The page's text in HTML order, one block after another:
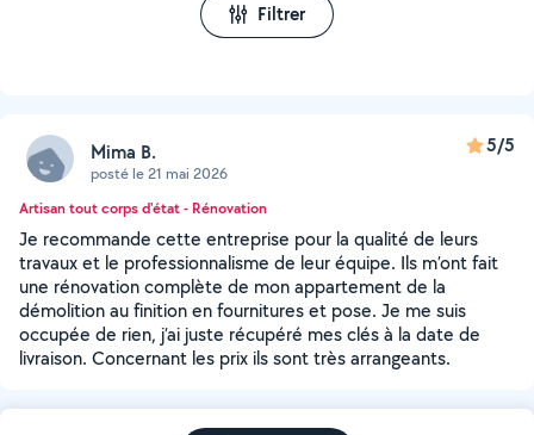
Filtrer
Mima B.
posté le 21 mai 2026
5/5
Artisan tout corps d'état - Rénovation
Je recommande cette entreprise pour la qualité de leurs
travaux et le professionnalisme de leur équipe. Ils m’ont fait
une rénovation complète de mon appartement de la
démolition au finition en fournitures et pose. Je me suis
occupée de rien, j’ai juste récupéré mes clés à la date de
livraison. Concernant les prix ils sont très arrangeants.